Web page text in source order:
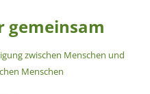
gemeinsam
zwischen Menschen und
Menschen